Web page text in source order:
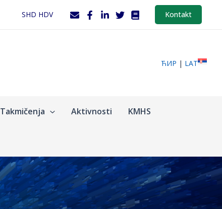
SHD HDV Kontakt
ЋИР | LAT
Takmičenja Aktivnosti KMHS